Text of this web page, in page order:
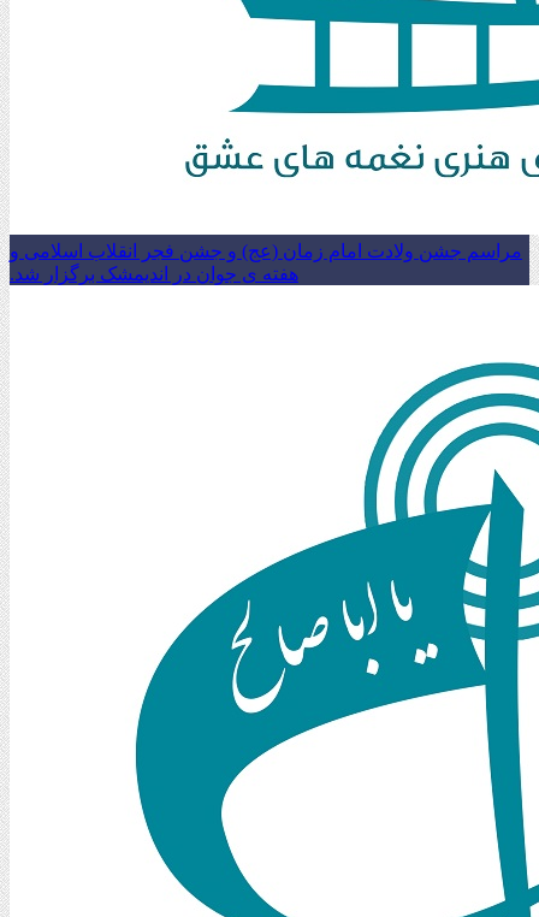
مراسم جشن ولادت امام زمان (عج) و جشن فجر انقلاب اسلامی و
هفته ی جوان در اندیمشک برگزار شد.